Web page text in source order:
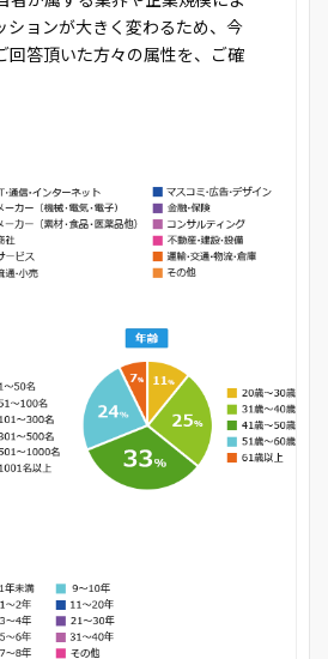
ションが大きく変わるため、今
回答頂いた方々の属性を、ご確